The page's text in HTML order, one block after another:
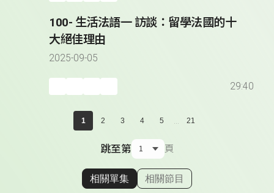
100- 生活法語一 訪談：留學法國的十
大絕佳理由
2025-09-05
29:40
1 2 3 4 5 ... 21
跳至第 頁
顯示相關單集
相關單集 相關節目